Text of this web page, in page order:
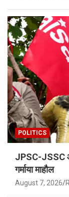
POLITICS
JPSC-JSSC
गर्माया माहौल
August 7, 2026